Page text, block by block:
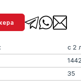
с 2
35